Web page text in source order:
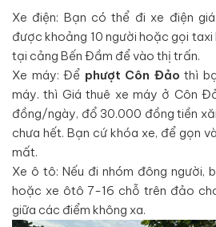
Xe điện: Bạn có thể đi xe điện
được khoảng 10 người hoặc gọi
tại cảng Bến Đầm để vào thị trấn.
Xe máy: Để phượt Côn Đảo thì
máy. thì Giá thuê xe máy ở Côn
đồng/ngày, đổ 30.000 đồng tiền
chưa hết. Bạn cứ khóa xe, để gọn
mất.
Xe ô tô: Nếu đi nhóm đông người,
hoặc xe ôtô 7-16 chỗ trên đảo
giữa các điểm không xa.